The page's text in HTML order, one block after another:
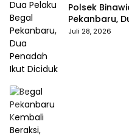
Polsek
Pekanbaru,
Juli 28, 2026